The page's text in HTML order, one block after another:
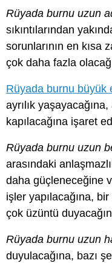
Rüyada burnu uzun
sıkıntılarından
sorunlarının en kısa
çok daha fazla
Rüyada burnu büyük
ayrılık
kapılacağına işaret
Rüyada burnu uzun
arasındaki
daha güçleneceğine
işler yapılacağına,
çok üzüntü
Rüyada burnu uzun
duyulacağına, bazı